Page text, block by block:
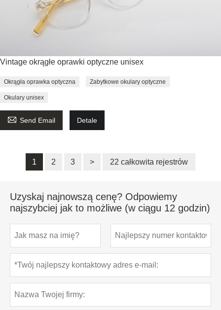
Vintage okrągłe oprawki optyczne unisex
Okrągła oprawka optyczna Zabytkowe okulary optyczne
Okulary unisex
 Send Email Detale
1 2 3 > 22 całkowita rejestrów
Uzyskaj najnowszą cenę? Odpowiemy
najszybciej jak to możliwe (w ciągu 12 godzin)